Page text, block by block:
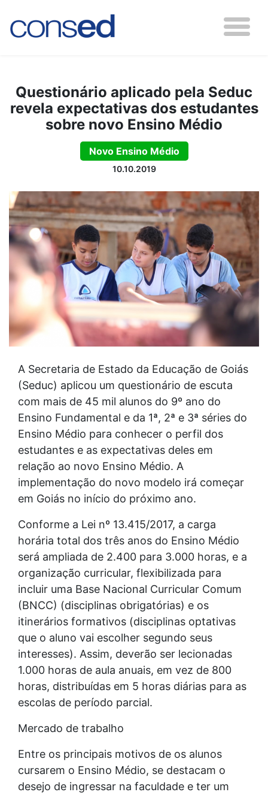
Questionário aplicado pela Seduc
revela expectativas dos estudantes
sobre novo Ensino Médio
Novo Ensino Médio
10.10.2019
A Secretaria de Estado da Educação de Goiás
(Seduc) aplicou um questionário de escuta
com mais de 45 mil alunos do 9º ano do
Ensino Fundamental e da 1ª, 2ª e 3ª séries do
Ensino Médio para conhecer o perfil dos
estudantes e as expectativas deles em
relação ao novo Ensino Médio. A
implementação do novo modelo irá começar
em Goiás no início do próximo ano.
Conforme a Lei nº 13.415/2017, a carga
horária total dos três anos do Ensino Médio
será ampliada de 2.400 para 3.000 horas, e a
organização curricular, flexibilizada para
incluir uma Base Nacional Curricular Comum
(BNCC) (disciplinas obrigatórias) e os
itinerários formativos (disciplinas optativas
que o aluno vai escolher segundo seus
interesses). Assim, deverão ser lecionadas
1.000 horas de aula anuais, em vez de 800
horas, distribuídas em 5 horas diárias para as
escolas de período parcial.
Mercado de trabalho
Entre os principais motivos de os alunos
cursarem o Ensino Médio, se destacam o
desejo de ingressar na faculdade e ter um